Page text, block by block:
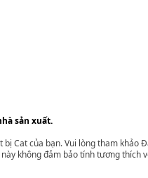
sản xuất.
Cat của bạn. Vui lòng tham
không đảm bảo tính tương thích